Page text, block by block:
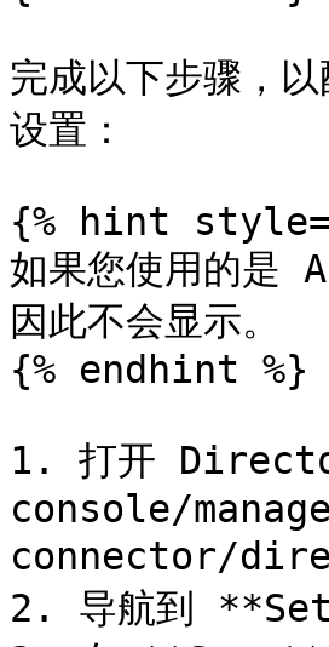
完成以下步骤，
设置：
{% hint
如果您使用的是
因此不会显示。
{% endhint %}
1. 打开
console/
connector/
2. 导航到